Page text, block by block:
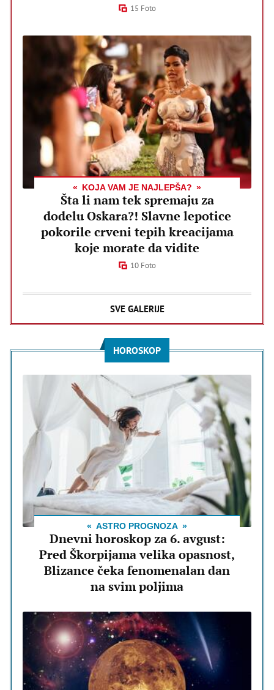
15 Foto
KOJA VAM JE NAJLEPŠA?
Šta li nam tek spremaju za
dodelu Oskara?! Slavne lepotice
pokorile crveni tepih kreacijama
koje morate da vidite
10 Foto
SVE GALERIJE
HOROSKOP
ASTRO PROGNOZA
Dnevni horoskop za 6. avgust:
Pred Škorpijama velika opasnost,
Blizance čeka fenomenalan dan
na svim poljima